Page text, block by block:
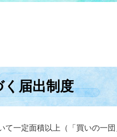
く届出制度
一定面積以上（「買いの一